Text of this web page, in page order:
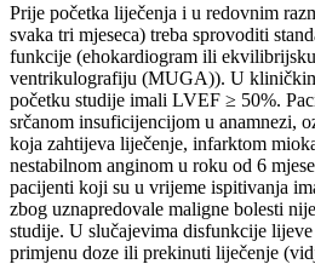
Prije početka liječenja i u redovnim
svaka tri mjeseca) treba sprovoditi
funkcije (ehokardiogram ili
ventrikulografiju (MUGA)). U
početku studije imali LVEF ≥ 50%.
srčanom insuficijencijom u anamnezi,
koja zahtijeva liječenje, infarktom
nestabilnom anginom u roku od 6
pacijenti koji su u vrijeme ispitivanja
zbog uznapredovale maligne bolesti
studije. U slučajevima disfunkcije
primjenu doze ili prekinuti liječenje